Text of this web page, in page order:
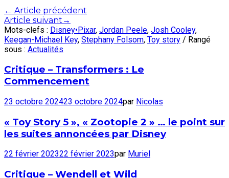
Post
navigation
← Article précédent
Article suivant →
Mots-clefs : Disney•Pixar, Jordan Peele, Josh Cooley,
Keegan-Michael Key, Stephany Folsom, Toy story / Rangé
sous : Actualités
Critique – Transformers : Le
Commencement
23 octobre 202423 octobre 2024par Nicolas
« Toy Story 5 », « Zootopie 2 » … le point sur
les suites annoncées par Disney
22 février 202322 février 2023par Muriel
Critique – Wendell et Wild